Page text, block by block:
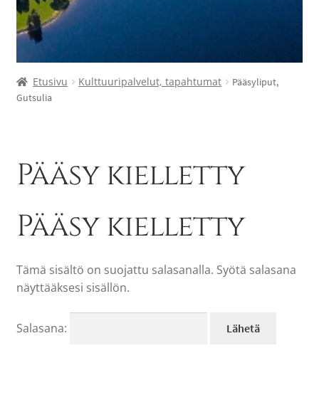
Etusivu Kulttuuripalvelut, tapahtumat
Pääsyliput,
Gutsulia
Pääsy kielletty
Pääsy kielletty
Tämä sisältö on suojattu salasanalla. Syötä salasana
näyttääksesi sisällön.
Salasana: